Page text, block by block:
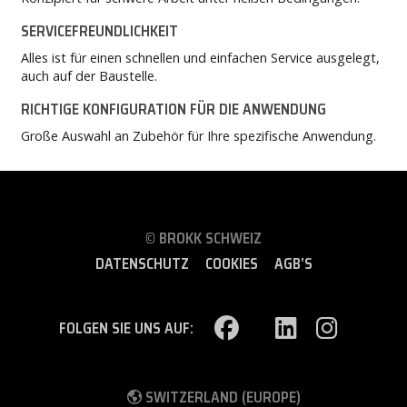
SERVICEFREUNDLICHKEIT
Alles ist für einen schnellen und einfachen Service ausgelegt,
auch auf der Baustelle.
RICHTIGE KONFIGURATION FÜR DIE ANWENDUNG
Große Auswahl an Zubehör für Ihre spezifische Anwendung.
© BROKK SCHWEIZ
DATENSCHUTZ
COOKIES AGB’S
FOLGEN SIE UNS AUF:
SWITZERLAND (EUROPE)